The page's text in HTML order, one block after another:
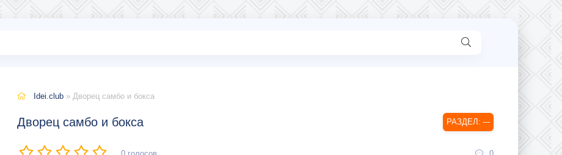
Idei.club » Дворец самбо и бокса
Дворец самбо и бокса ---